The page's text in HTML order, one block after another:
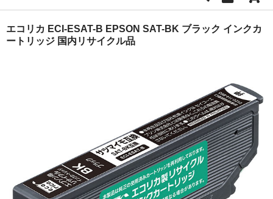
HOME
OKI
エコリカ ECI-ESAT-B EPSON SAT-BK ブラック インクカ
ートリッジ 国内リサイクル品